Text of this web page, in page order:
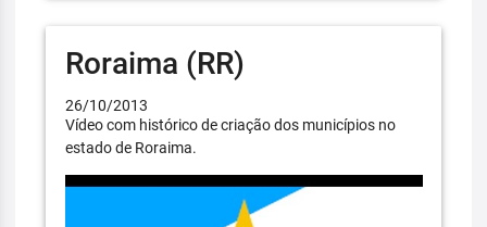
Roraima (RR)
26/10/2013
Vídeo com histórico de criação dos municípios no
estado de Roraima.